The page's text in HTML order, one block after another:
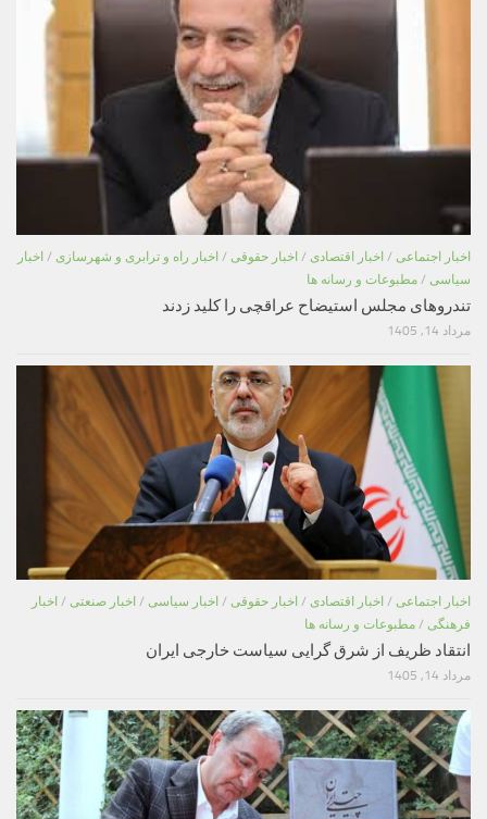
اخبار اجتماعی / اخبار اقتصادی / اخبار حقوقی / اخبار راه و ترابری و شهرسازی / اخبار
سیاسی / مطبوعات و رسانه ها
تندروهای مجلس استیضاح عراقچی را کلید زدند
مرداد 14, 1405
اخبار اجتماعی / اخبار اقتصادی / اخبار حقوقی / اخبار سیاسی / اخبار صنعتی / اخبار
فرهنگی / مطبوعات و رسانه ها
انتقاد ظریف از شرق گرایی سیاست خارجی ایران
مرداد 14, 1405